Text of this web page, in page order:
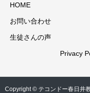
HOME
お問い合わせ
生徒さんの声
Privacy
Copyright © テコンドー春日井